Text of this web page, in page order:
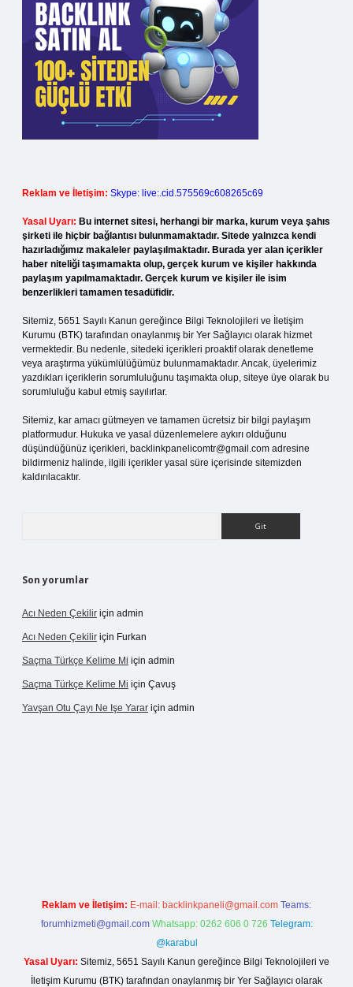
Reklam ve İletişim: Skype: live:.cid.575569c608265c69
Yasal Uyarı: Bu internet sitesi, herhangi bir marka, kurum veya şahıs
şirketi ile hiçbir bağlantısı bulunmamaktadır. Sitede yalnızca kendi
hazırladığımız makaleler paylaşılmaktadır. Burada yer alan içerikler
haber niteliği taşımamakta olup, gerçek kurum ve kişiler hakkında
paylaşım yapılmamaktadır. Gerçek kurum ve kişiler ile isim
benzerlikleri tamamen tesadüfidir.
Sitemiz, 5651 Sayılı Kanun gereğince Bilgi Teknolojileri ve İletişim
Kurumu (BTK) tarafından onaylanmış bir Yer Sağlayıcı olarak hizmet
vermektedir. Bu nedenle, sitedeki içerikleri proaktif olarak denetleme
veya araştırma yükümlülüğümüz bulunmamaktadır. Ancak, üyelerimiz
yazdıkları içeriklerin sorumluluğunu taşımakta olup, siteye üye olarak bu
sorumluluğu kabul etmiş sayılırlar.
Sitemiz, kar amacı gütmeyen ve tamamen ücretsiz bir bilgi paylaşım
platformudur. Hukuka ve yasal düzenlemelere aykırı olduğunu
düşündüğünüz içerikleri, backlinkpanelicomtr@gmail.com adresine
bildirmeniz halinde, ilgili içerikler yasal süre içerisinde sitemizden
kaldırılacaktır.
Son yorumlar
Acı Neden Çekilir için admin
Acı Neden Çekilir için Furkan
Saçma Türkçe Kelime Mi için admin
Saçma Türkçe Kelime Mi için Çavuş
Yavşan Otu Çayı Ne Işe Yarar için admin
Reklam ve İletişim: E-mail: backlinkpaneli@gmail.com Teams:
forumhizmeti@gmail.com Whatsapp: 0262 606 0 726 Telegram:
@karabul
Yasal Uyarı: Sitemiz, 5651 Sayılı Kanun gereğince Bilgi Teknolojileri ve
İletişim Kurumu (BTK) tarafından onaylanmış bir Yer Sağlayıcı olarak